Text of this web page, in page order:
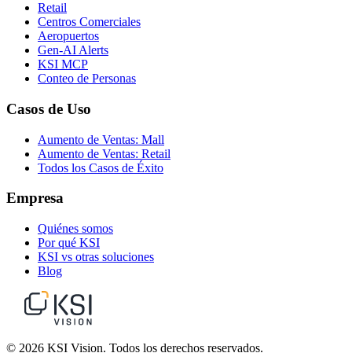
Retail
Centros Comerciales
Aeropuertos
Gen-AI Alerts
KSI MCP
Conteo de Personas
Casos de Uso
Aumento de Ventas: Mall
Aumento de Ventas: Retail
Todos los Casos de Éxito
Empresa
Quiénes somos
Por qué KSI
KSI vs otras soluciones
Blog
© 2026 KSI Vision. Todos los derechos reservados.